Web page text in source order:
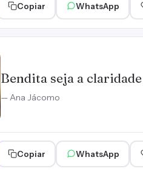
Copiar WhatsApp
Bendita seja a
— Ana Jácomo
Copiar WhatsApp